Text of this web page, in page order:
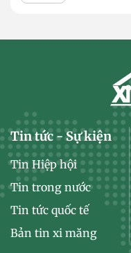
Tin tức - Sự kiện
Tin Hiệp hội
Tin trong nước
Tin tức quốc tế
Bản tin xi măng